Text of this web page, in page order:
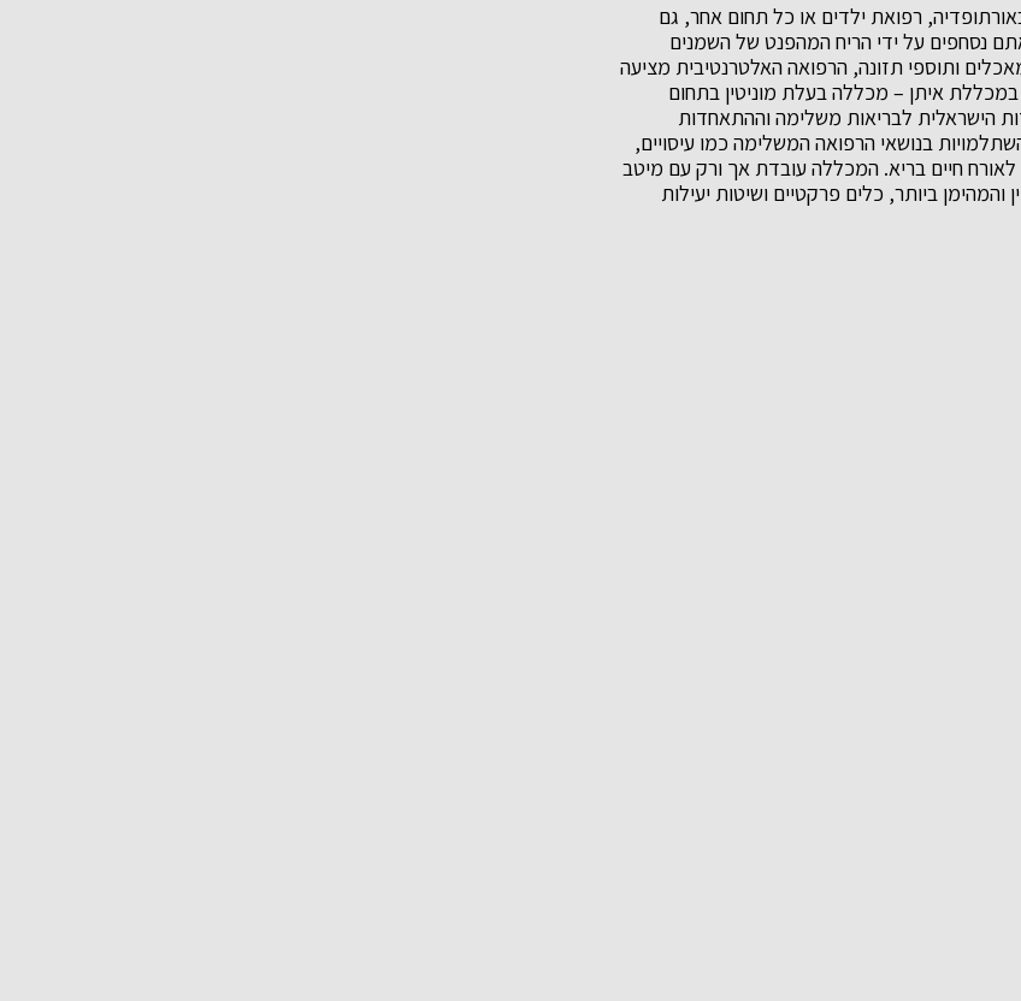
רפואת ילדים או כל תחום אחר, גם
נסחפים על ידי הריח המהפנט של השמנים
ותוספי תזונה, הרפואה האלטרנטיבית מציעה
איתן – מכללה בעלת מוניטין בתחום
הישראלית לבריאות משלימה וההתאחדות
בנושאי הרפואה המשלימה כמו עיסויים,
לאורח חיים בריא. המכללה עובדת אך ורק עם מיטב
ביותר, כלים פרקטיים ושיטות יעילות